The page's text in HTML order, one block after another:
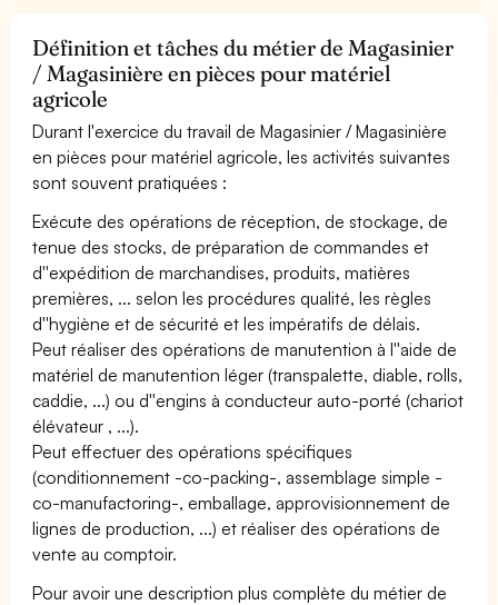
Définition et tâches du métier de Magasinier
/ Magasinière en pièces pour matériel
agricole
Durant l'exercice du travail de Magasinier / Magasinière
en pièces pour matériel agricole, les activités suivantes
sont souvent pratiquées :
Exécute des opérations de réception, de stockage, de
tenue des stocks, de préparation de commandes et
d''expédition de marchandises, produits, matières
premières, ... selon les procédures qualité, les règles
d''hygiène et de sécurité et les impératifs de délais.
Peut réaliser des opérations de manutention à l''aide de
matériel de manutention léger (transpalette, diable, rolls,
caddie, ...) ou d''engins à conducteur auto-porté (chariot
élévateur , ...).
Peut effectuer des opérations spécifiques
(conditionnement -co-packing-, assemblage simple -
co-manufactoring-, emballage, approvisionnement de
lignes de production, ...) et réaliser des opérations de
vente au comptoir.
Pour avoir une description plus complète du métier de